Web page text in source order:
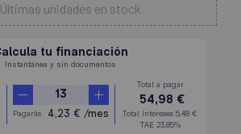
Últimas unidades en stock